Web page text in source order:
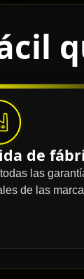
de
las
de las